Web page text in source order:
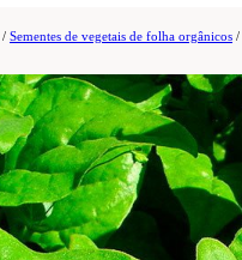
/ Sementes de vegetais de folha orgânicos /